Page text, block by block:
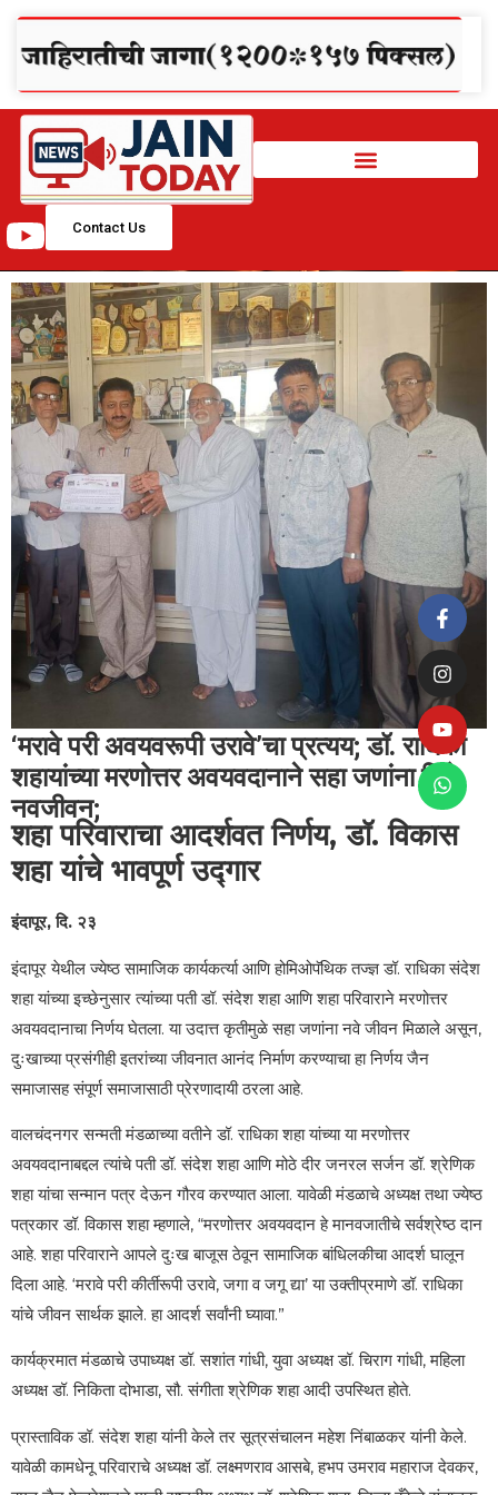
Contact Us
‘मरावे परी अवयवरूपी उरावे’चा प्रत्यय; डॉ. राधिका
शहायांच्या मरणोत्तर अवयवदानाने सहा जणांना दिले
नवजीवन;
शहा परिवाराचा आदर्शवत निर्णय, डॉ. विकास
शहा यांचे भावपूर्ण उद्गार
इंदापूर, दि. २३
इंदापूर येथील ज्येष्ठ सामाजिक कार्यकर्त्या आणि होमिओपॅथिक तज्ज्ञ डॉ. राधिका संदेश
शहा यांच्या इच्छेनुसार त्यांच्या पती डॉ. संदेश शहा आणि शहा परिवाराने मरणोत्तर
अवयवदानाचा निर्णय घेतला. या उदात्त कृतीमुळे सहा जणांना नवे जीवन मिळाले असून,
दुःखाच्या प्रसंगीही इतरांच्या जीवनात आनंद निर्माण करण्याचा हा निर्णय जैन
समाजासह संपूर्ण समाजासाठी प्रेरणादायी ठरला आहे.
वालचंदनगर सन्मती मंडळाच्या वतीने डॉ. राधिका शहा यांच्या या मरणोत्तर
अवयवदानाबद्दल त्यांचे पती डॉ. संदेश शहा आणि मोठे दीर जनरल सर्जन डॉ. श्रेणिक
शहा यांचा सन्मान पत्र देऊन गौरव करण्यात आला. यावेळी मंडळाचे अध्यक्ष तथा ज्येष्ठ
पत्रकार डॉ. विकास शहा म्हणाले, “मरणोत्तर अवयवदान हे मानवजातीचे सर्वश्रेष्ठ दान
आहे. शहा परिवाराने आपले दुःख बाजूस ठेवून सामाजिक बांधिलकीचा आदर्श घालून
दिला आहे. ‘मरावे परी कीर्तीरूपी उरावे, जगा व जगू द्या’ या उक्तीप्रमाणे डॉ. राधिका
यांचे जीवन सार्थक झाले. हा आदर्श सर्वांनी घ्यावा.”
कार्यक्रमात मंडळाचे उपाध्यक्ष डॉ. सशांत गांधी, युवा अध्यक्ष डॉ. चिराग गांधी, महिला
अध्यक्ष डॉ. निकिता दोभाडा, सौ. संगीता श्रेणिक शहा आदी उपस्थित होते.
प्रास्ताविक डॉ. संदेश शहा यांनी केले तर सूत्रसंचालन महेश निंबाळकर यांनी केले.
यावेळी कामधेनू परिवाराचे अध्यक्ष डॉ. लक्ष्मणराव आसबे, हभप उमराव महाराज देवकर,